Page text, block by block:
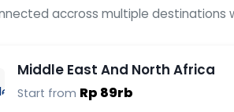
accross multiple destinations
Middle East And North Africa
Start from Rp 89rb